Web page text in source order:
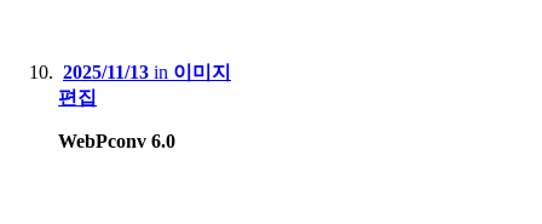
2025/11/13 in 이미지
편집
WebPconv 6.0